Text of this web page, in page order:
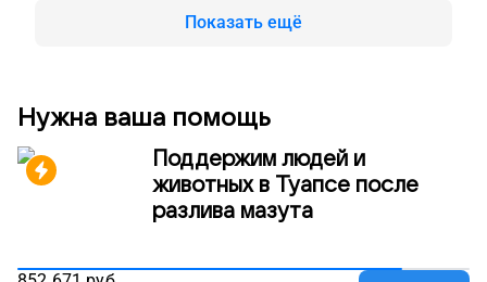
Показать ещё
Нужна ваша помощь
Поддержим людей и
животных в Туапсе после
разлива мазута